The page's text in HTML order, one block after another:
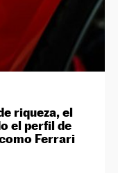
riqueza, el
el perfil de
Ferrari